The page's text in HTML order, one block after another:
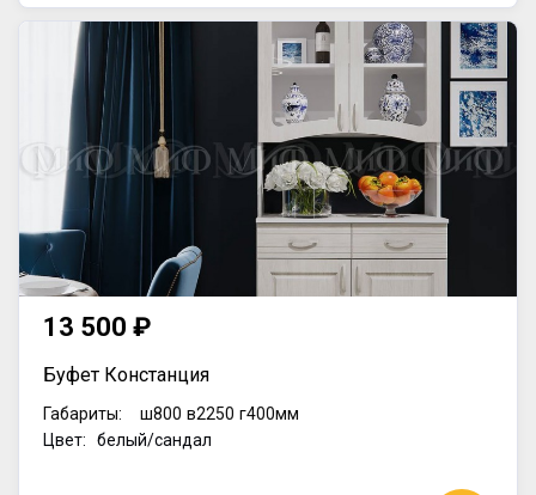
13 500 ₽
Буфет Констанция
Габариты: ш800 в2250 г400мм
Цвет: белый/сандал